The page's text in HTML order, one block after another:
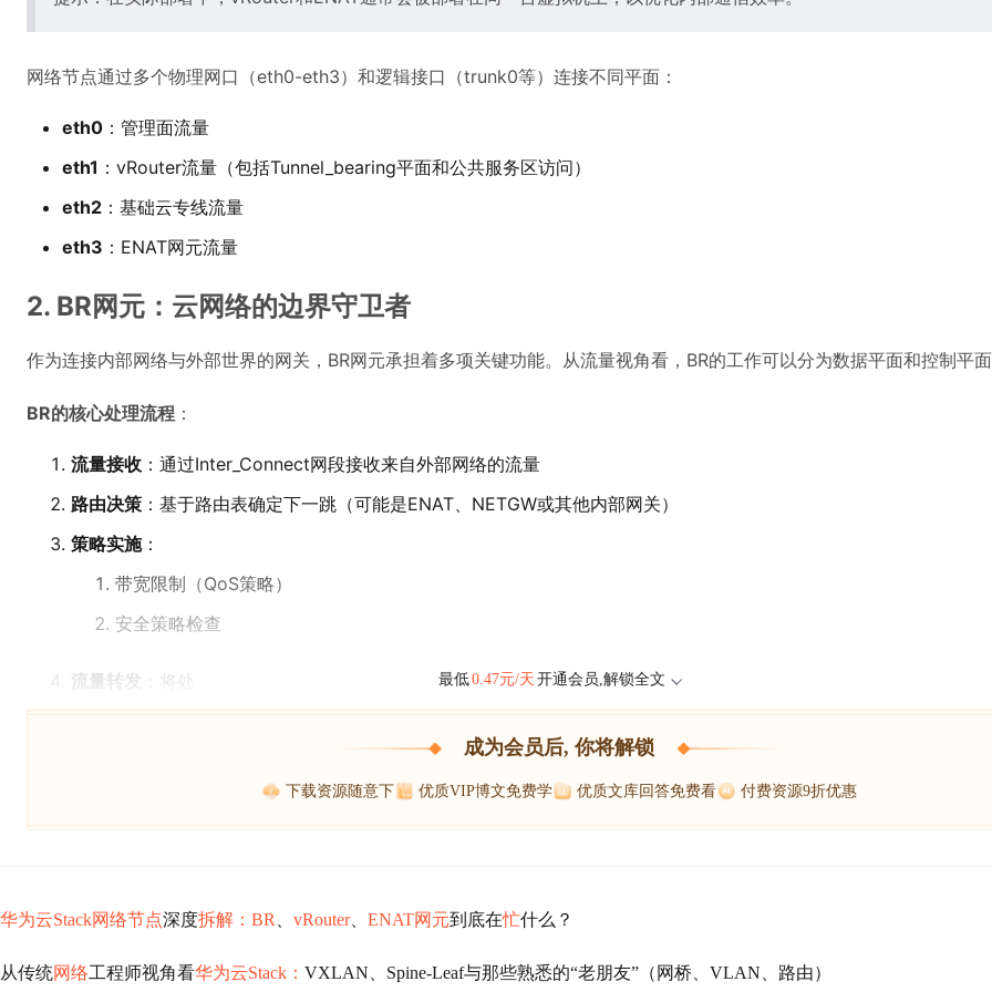
网络节点通过多个物理网口（eth0-eth3）和逻辑接口（trunk0等）连接不同平面：
eth0 ：管理面流量
eth1 ：vRouter流量（包括Tunnel_bearing平面和公共服务区访问）
eth2 ：基础云专线流量
eth3 ：ENAT网元流量
2. BR网元：云网络的边界守卫者
作为连接内部网络与外部世界的网关，BR网元承担着多项关键功能。从流量视角看，BR的工作可以分为数据平面和控制平面
BR的核心处理流程 ：
流量接收 ：通过Inter_Connect网段接收来自外部网络的流量
路由决策 ：基于路由表确定下一跳（可能是ENAT、NETGW或其他内部网关）
策略实施：
带宽限制（QoS策略）
安全策略检查
流量转发 ：将处 最低0.47元/天 开通会员,解锁全文
成为会员后, 你将解锁
下载资源随意下 优质VIP博文免费学 优质文库回答免费看 付费资源9折优惠
华为云Stack网络节点深度拆解：BR vRouter、 ENAT网元到底在忙什么？
从传统网络工程师视角看华为云Stack： VXLAN、Spine-Leaf与那些熟悉的“老朋友”（网桥、VLAN、路由）